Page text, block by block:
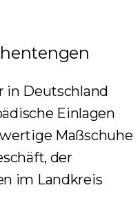
in Deutschland
Einlagen
Maßschuhe
der
im Landkreis